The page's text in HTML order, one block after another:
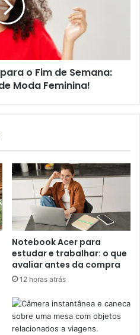
o Fim de Semana:
Moda Feminina!
Notebook Acer para
estudar e trabalhar: o que
avaliar antes da compra
12 horas atrás